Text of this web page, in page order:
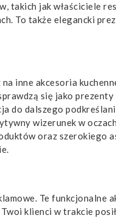
jak właściciele
To także elegancki
inne akcesoria
się jako
do dalszego
wizerunek w
oraz
Te funkcjonalne
klienci w trakcie